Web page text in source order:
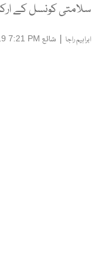
سلامتی کونسل کے
ابراہیم راجا | شائع 7:21 PM